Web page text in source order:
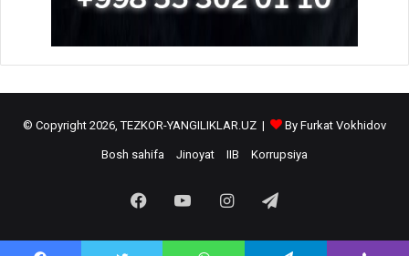
© Copyright 2026, TEZKOR-YANGILIKLAR.UZ | By Furkat Vokhidov
Bosh sahifa Jinoyat IIB Korrupsiya
FacebookYouTubeInstagramTelegram